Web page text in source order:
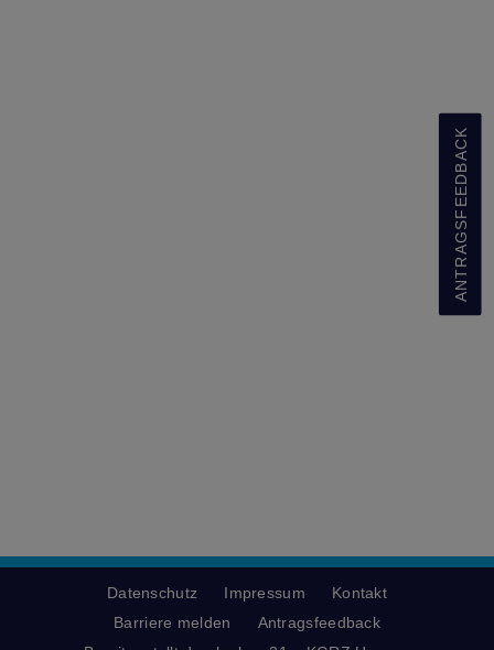
ANTRAGSFEEDBACK
Datenschutz Impressum
Kontakt
Barriere melden
Antragsfeedback